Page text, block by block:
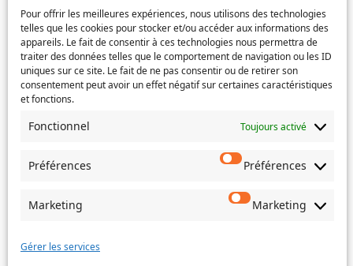
Pour offrir les meilleures expériences, nous utilisons des technologies
telles que les cookies pour stocker et/ou accéder aux informations des
appareils. Le fait de consentir à ces technologies nous permettra de
traiter des données telles que le comportement de navigation ou les ID
uniques sur ce site. Le fait de ne pas consentir ou de retirer son
consentement peut avoir un effet négatif sur certaines caractéristiques
et fonctions.
Fonctionnel Toujours activé
Préférences Préférences
Marketing Marketing
Gérer les services
Service concerné (Nécessaire)
Si votre demande concerne des actes de naissance et/ou
de mariage, choisissez l'Etat-Civil comme service